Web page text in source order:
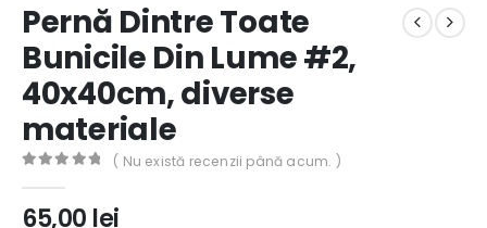
Pernă Dintre Toate
Bunicile Din Lume #2,
40x40cm, diverse
materiale
( Nu există recenzii până acum. )
65,00 lei